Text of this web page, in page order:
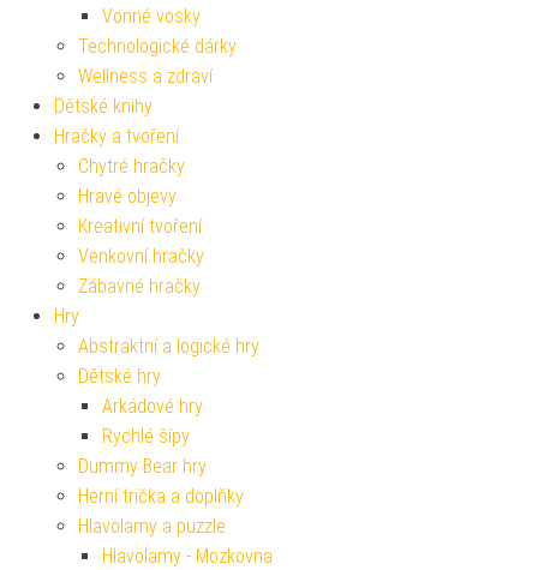
Vonné vosky
Technologické dárky
Wellness a zdraví
Dětské knihy
Hračky a tvoření
Chytré hračky
Hravé objevy
Kreativní tvoření
Venkovní hračky
Zábavné hračky
Hry
Abstraktní a logické hry
Dětské hry
Arkádové hry
Rychlé šípy
Dummy Bear hry
Herní trička a doplňky
Hlavolamy a puzzle
Hlavolamy - Mozkovna